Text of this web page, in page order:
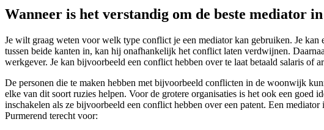
Wanneer is het verstandig om de beste mediator
Je wilt graag weten voor welk type conflict je een mediator kan gebruiken. Je
tussen beide kanten in, kan hij onafhankelijk het conflict laten verdwijnen.
werkgever. Je kan bijvoorbeeld een conflict hebben over te laat betaald salaris of
De personen die te maken hebben met bijvoorbeeld conflicten in de woonwijk
elke van dit soort ruzies helpen. Voor de grotere organisaties is het ook een goed
inschakelen als ze bijvoorbeeld een conflict hebben over een patent. Een
Purmerend terecht voor: